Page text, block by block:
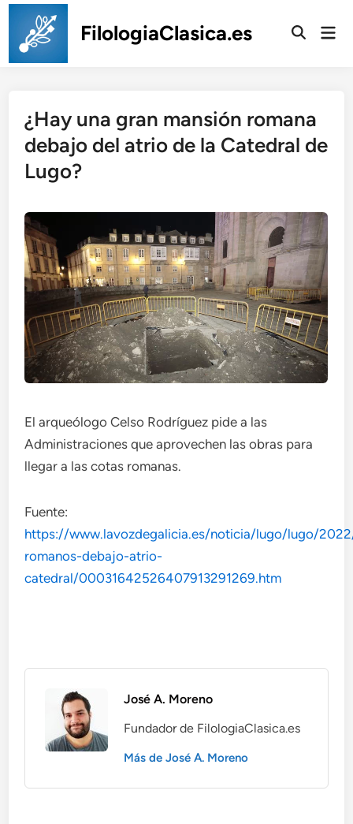
Saltar
contenido
FilologiaClasica.es
¿Hay una gran mansión romana
debajo del atrio de la Catedral de
Lugo?
El arqueólogo Celso Rodríguez pide a las
Administraciones que aprovechen las obras para
llegar a las cotas romanas.
Fuente:
https://www.lavozdegalicia.es/noticia/lugo/lugo/
romanos-debajo-atrio-
catedral/00031642526407913291269.htm
José A. Moreno
Fundador de FilologiaClasica.es
Más de José A. Moreno